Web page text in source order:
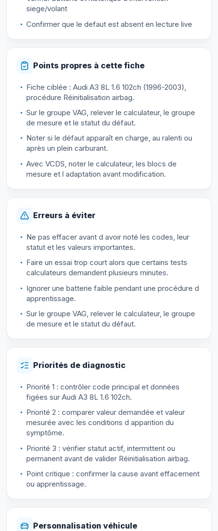
siege/volant
Confirmer que le defaut est absent en lecture live
Points propres à cette fiche
Fiche ciblée : Audi A3 8L 1.6 102ch (1996-2003),
procédure Réinitialisation airbag.
Sur le groupe VAG, relever le calculateur, le groupe
de mesure et le statut du défaut.
Noter si le défaut apparaît en charge, au ralenti ou
après un plein carburant.
Avec VCDS, noter le calculateur, les blocs de
mesure et l adaptation avant modification.
Erreurs à éviter
Ne pas effacer avant d avoir noté les codes, leur
statut et les valeurs importantes.
Faire un essai trop court alors que certains tests
calculateurs demandent plusieurs minutes.
Ignorer une batterie faible pendant une procédure d
apprentissage.
Sur le groupe VAG, relever le calculateur, le groupe
de mesure et le statut du défaut.
Priorités de diagnostic
Priorité 1 : contrôler code principal et données
figées sur Audi A3 8L 1.6 102ch.
Priorité 2 : comparer valeur demandée et valeur
mesurée avec les conditions d apparition du
symptôme.
Priorité 3 : vérifier statut actif, intermittent ou
permanent avant de valider Réinitialisation airbag.
Point critique : confirmer la cause avant effacement
ou apprentissage.
Personnalisation véhicule